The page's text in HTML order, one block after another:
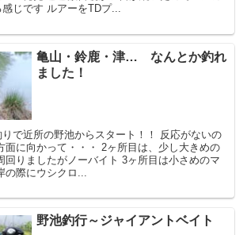
じです ルアーをTDプ...
亀山・鈴鹿・津… なんとか釣れ
ました！
で近所の野池からスタート！！ 反応がないの
面に向かって・・・ 2ヶ所目は、少し大きめの
回りましたがノーバイト 3ヶ所目は小さめのマ
際にウシクロ...
野池釣行～ジャイアントベイト